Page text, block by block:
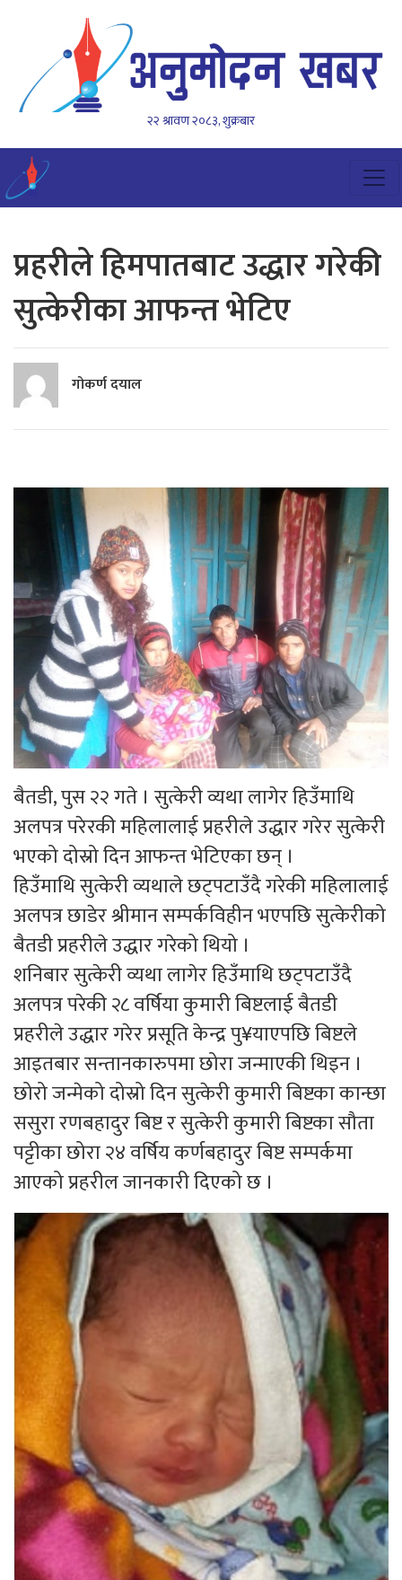
२२ श्रावण २०८३, शुक्रबार
प्रहरीले हिमपातबाट उद्धार गरेकी
सुत्केरीका आफन्त भेटिए
गोकर्ण दयाल
बैतडी, पुस २२ गते । सुत्केरी व्यथा लागेर हिउँमाथि
अलपत्र परेरकी महिलालाई प्रहरीले उद्धार गरेर सुत्केरी
भएको दोस्रो दिन आफन्त भेटिएका छन् ।
हिउँमाथि सुत्केरी व्यथाले छट्पटाउँदै गरेकी महिलालाई
अलपत्र छाडेर श्रीमान सम्पर्कविहीन भएपछि सुत्केरीको
बैतडी प्रहरीले उद्धार गरेको थियो ।
शनिबार सुत्केरी व्यथा लागेर हिउँमाथि छट्पटाउँदै
अलपत्र परेकी २८ वर्षिया कुमारी बिष्टलाई बैतडी
प्रहरीले उद्धार गरेर प्रसूति केन्द्र पु¥याएपछि बिष्टले
आइतबार सन्तानकारुपमा छोरा जन्माएकी थिइन ।
छोरो जन्मेको दोस्रो दिन सुत्केरी कुमारी बिष्टका कान्छा
ससुरा रणबहादुर बिष्ट र सुत्केरी कुमारी बिष्टका सौता
पट्टीका छोरा २४ वर्षिय कर्णबहादुर बिष्ट सम्पर्कमा
आएको प्रहरील जानकारी दिएको छ ।